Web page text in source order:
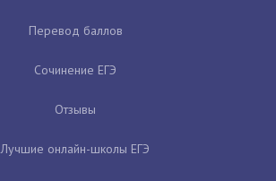
Перевод баллов
Сочинение ЕГЭ
Отзывы
Лучшие онлайн-школы ЕГЭ